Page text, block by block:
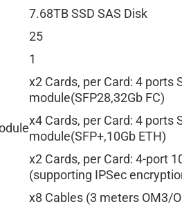
7.68TB SSD SAS Disk
25
1
x2 Cards, per Card: 4 ports
module(SFP28,32Gb FC)
x4 Cards, per Card: 4 ports
module(SFP+,10Gb ETH)
x2 Cards, per Card: 4-port
(supporting IPSec
x8 Cables (3 meters OM3/